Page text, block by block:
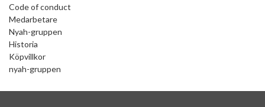
Code of conduct
Medarbetare
Nyah-gruppen
Historia
Köpvillkor
nyah-gruppen